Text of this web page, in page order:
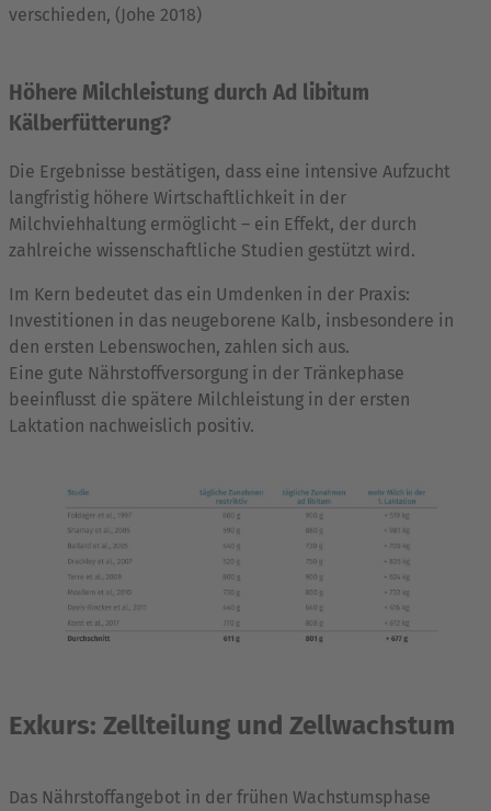
verschieden, (Johe 2018)
Höhere Milchleistung durch Ad libitum
Kälberfütterung?
Die Ergebnisse bestätigen, dass eine intensive Aufzucht
langfristig höhere Wirtschaftlichkeit in der
Milchviehhaltung ermöglicht – ein Effekt, der durch
zahlreiche wissenschaftliche Studien gestützt wird.
Im Kern bedeutet das ein Umdenken in der Praxis:
Investitionen in das neugeborene Kalb, insbesondere in
den ersten Lebenswochen, zahlen sich aus.
Eine gute Nährstoffversorgung in der Tränkephase
beeinflusst die spätere Milchleistung in der ersten
Laktation nachweislich positiv.
Exkurs: Zellteilung und Zellwachstum
Das Nährstoffangebot in der frühen Wachstumsphase